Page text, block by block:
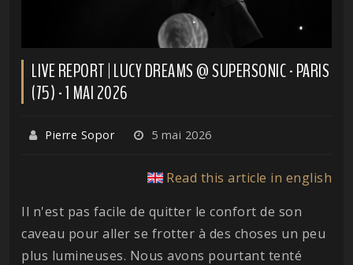
LIVE REPORT | LUCY DREAMS @ SUPERSONIC - PARIS
(75) - 1 MAI 2026
Pierre Sopor 5 mai 2026
Read this article in english
Il n'est pas facile de quitter le confort de son
caveau pour aller se frotter à des choses un peu
plus lumineuses. Nous avons pourtant tenté